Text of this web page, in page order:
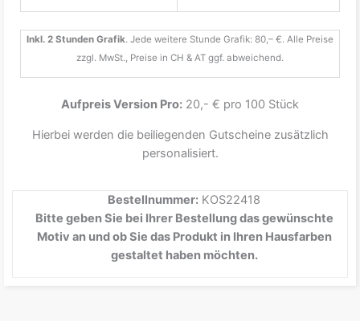
Inkl. 2 Stunden Grafik. Jede weitere Stunde Grafik: 80,– €. Alle Preise
zzgl. MwSt., Preise in CH & AT ggf. abweichend.
Aufpreis Version Pro: 20,- € pro 100 Stück
Hierbei werden die beiliegenden Gutscheine zusätzlich
personalisiert.
Bestellnummer: KOS22418
Bitte geben Sie bei Ihrer Bestellung das gewünschte
Motiv an und ob Sie das Produkt in Ihren Hausfarben
gestaltet haben möchten.